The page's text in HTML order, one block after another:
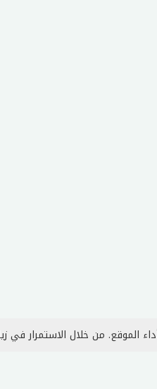
الموقع. من خلال الاستمرار في